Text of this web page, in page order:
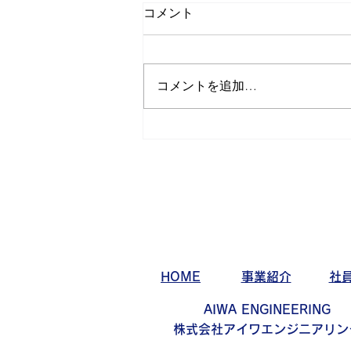
コメント
コメントを追加…
HOME 事業紹介 社
AIWA ENGINEERING
株式会社アイワエンジニアリン